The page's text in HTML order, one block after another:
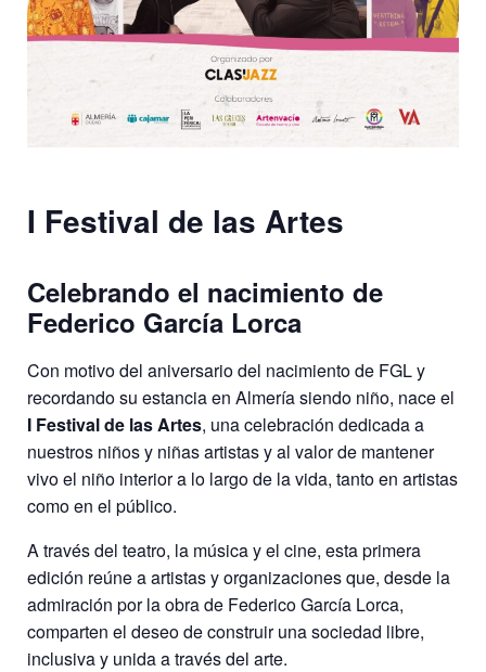
I Festival de las Artes
Celebrando el nacimiento de
Federico García Lorca
Con motivo del aniversario del nacimiento de FGL y
recordando su estancia en Almería siendo niño, nace el
I Festival de las Artes, una celebración dedicada a
nuestros niños y niñas artistas y al valor de mantener
vivo el niño interior a lo largo de la vida, tanto en artistas
como en el público.
A través del teatro, la música y el cine, esta primera
edición reúne a artistas y organizaciones que, desde la
admiración por la obra de Federico García Lorca,
comparten el deseo de construir una sociedad libre,
inclusiva y unida a través del arte.